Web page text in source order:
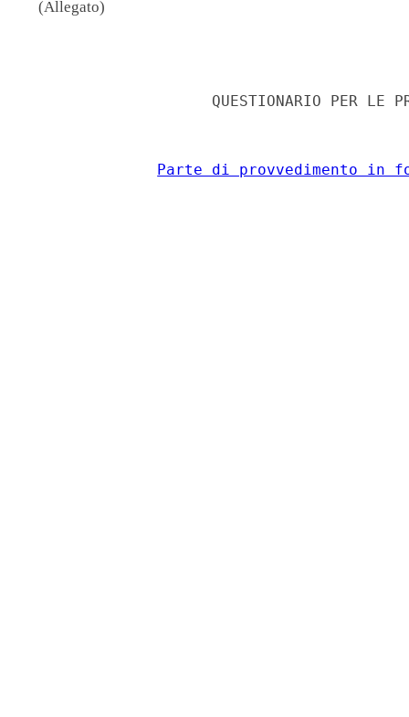
(Allegato)
QUESTIONARIO PER LE
Parte di provvedimento in